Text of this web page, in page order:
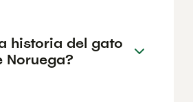
historia del gato
Noruega?